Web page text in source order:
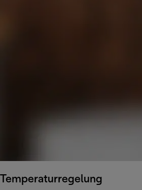
Temperaturregelung